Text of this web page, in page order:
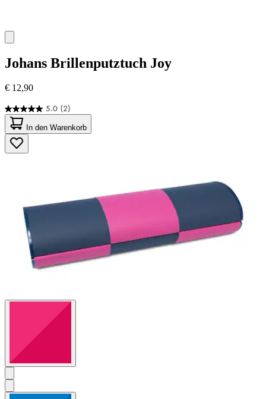
Johans Brillenputztuch Joy
€ 12,90
5.0 (2)
5.0
von
5
Sternen.
2
In den Warenkorb